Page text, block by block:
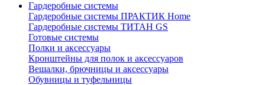
Гардеробные системы
Гардеробные системы ПРАКТИК Home
Гардеробные системы ТИТАН GS
Готовые системы
Полки и аксессуары
Кронштейны для полок и аксессуаров
Вешалки, брючницы и аксессуары
Обувницы и туфельницы